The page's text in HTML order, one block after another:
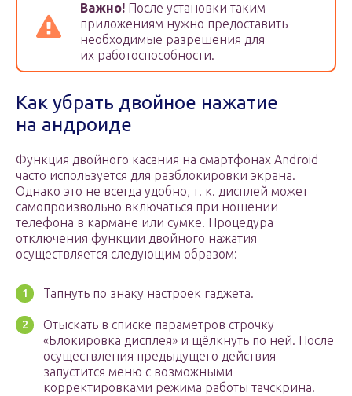
Важно! После установки таким
приложениям нужно предоставить
необходимые разрешения для
их работоспособности.
Как убрать двойное нажатие
на андроиде
Функция двойного касания на смартфонах Android
часто используется для разблокировки экрана.
Однако это не всегда удобно, т. к. дисплей может
самопроизвольно включаться при ношении
телефона в кармане или сумке. Процедура
отключения функции двойного нажатия
осуществляется следующим образом:
Тапнуть по знаку настроек гаджета.
Отыскать в списке параметров строчку
«Блокировка дисплея» и щёлкнуть по ней. После
осуществления предыдущего действия
запустится меню с возможными
корректировками режима работы тачскрина.